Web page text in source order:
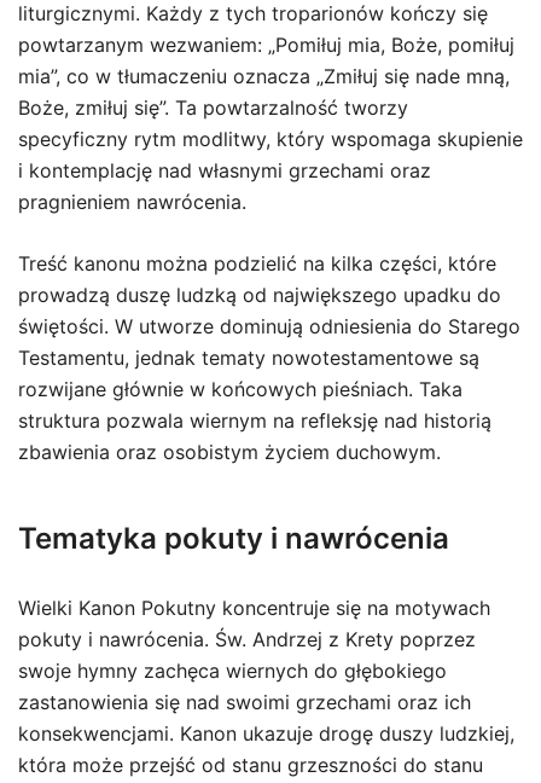
liturgicznymi. Każdy z tych troparionów kończy się
powtarzanym wezwaniem: „Pomiłuj mia, Boże, pomiłuj
mia”, co w tłumaczeniu oznacza „Zmiłuj się nade mną,
Boże, zmiłuj się”. Ta powtarzalność tworzy
specyficzny rytm modlitwy, który wspomaga skupienie
i kontemplację nad własnymi grzechami oraz
pragnieniem nawrócenia.
Treść kanonu można podzielić na kilka części, które
prowadzą duszę ludzką od największego upadku do
świętości. W utworze dominują odniesienia do Starego
Testamentu, jednak tematy nowotestamentowe są
rozwijane głównie w końcowych pieśniach. Taka
struktura pozwala wiernym na refleksję nad historią
zbawienia oraz osobistym życiem duchowym.
Tematyka pokuty i nawrócenia
Wielki Kanon Pokutny koncentruje się na motywach
pokuty i nawrócenia. Św. Andrzej z Krety poprzez
swoje hymny zachęca wiernych do głębokiego
zastanowienia się nad swoimi grzechami oraz ich
konsekwencjami. Kanon ukazuje drogę duszy ludzkiej,
która może przejść od stanu grzeszności do stanu